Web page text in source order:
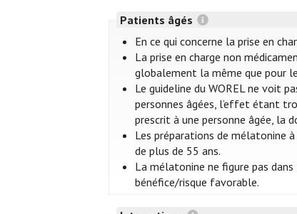
Patients âgés
En ce qui concerne la prise en
La prise en charge non
globalement la même que pour
Le guideline du WOREL ne voit
personnes âgées, l’effet étant
prescrit à une personne âgée, la
Les préparations de mélatonine
de plus de 55 ans.
La mélatonine ne figure pas dans
bénéfice/risque favorable.